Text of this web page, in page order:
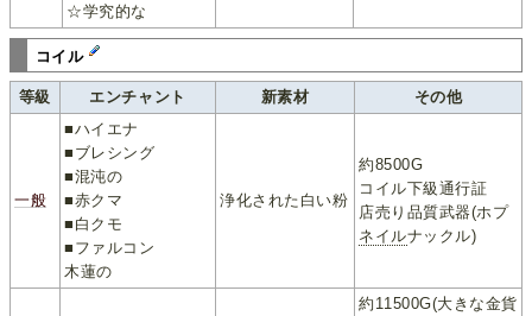
☆学究的な
コイル
等級 エンチャント 新素材 その他
一般
■ハイエナ
■ブレシング
■混沌の
■赤クマ
■白クモ
■ファルコン
木蓮の
浄化された白い粉
約8500G
コイル下級通行証
店売り品質武器(ホプ
ネイルナックル)
約11500G(大きな金貨